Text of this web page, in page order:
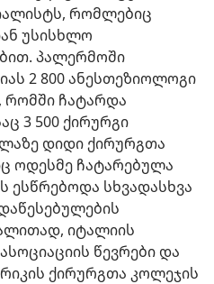
რომლებიც
უსისხლო
პალერმოში
2 800 ანესთეზიოლოგი
რომში ჩატარდა
3 500 ქირურგი
დიდი ქირურგთა
ოდესმე ჩატარებულა
ესწრებოდა სხვადასხვა
იტალიის
წევრები და
ქირურგთა კოლეჯის